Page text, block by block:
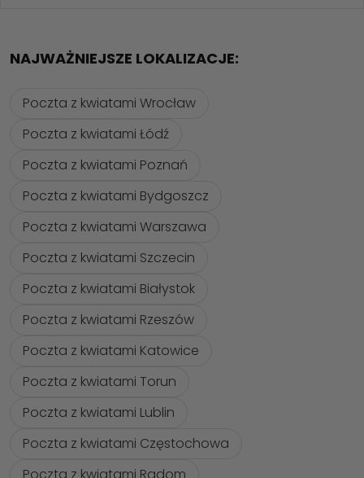
NAJWAŻNIEJSZE LOKALIZACJE:
Poczta z kwiatami Wrocław
Poczta z kwiatami Łódź
Poczta z kwiatami Poznań
Poczta z kwiatami Bydgoszcz
Poczta z kwiatami Warszawa
Poczta z kwiatami Szczecin
Poczta z kwiatami Białystok
Poczta z kwiatami Rzeszów
Poczta z kwiatami Katowice
Poczta z kwiatami Torun
Poczta z kwiatami Lublin
Poczta z kwiatami Częstochowa